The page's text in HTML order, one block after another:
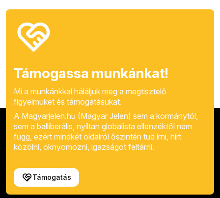
Támogassa munkánkat!
Mi a munkánkkal háláljuk meg a megtisztelő
figyelmüket és támogatásukat.
A Magyarjelen.hu (Magyar Jelen) sem a kormánytól,
sem a balliberális, nyíltan globalista ellenzéktől nem
függ, ezért mindkét oldalról őszintén tud írni, hírt
közölni, oknyomozni, igazságot feltárni.
Támogatás